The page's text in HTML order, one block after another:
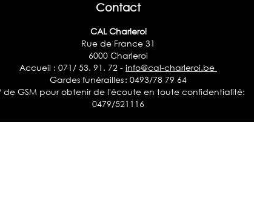
Contact
CAL Charleroi
Rue de France 31
6000 Charleroi
Accueil : 071/ 53. 91. 72 - info@cal-charleroi.be
Gardes funérailles : 0493/78 79 64
de GSM pour obtenir de l'écoute en toute confidentialité:
0479/521116